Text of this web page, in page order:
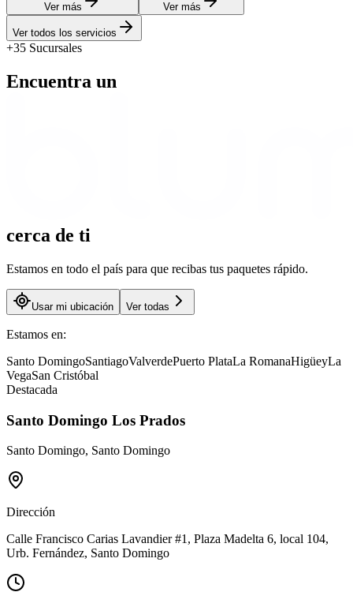
Ver más Ver más
Ver todos los servicios
+35 Sucursales
Encuentra un
cerca de ti
Estamos en todo el país para que recibas tus paquetes rápido.
Usar mi ubicación Ver todas
Estamos en:
Santo DomingoSantiagoValverdePuerto PlataLa RomanaHigüeyLa
VegaSan Cristóbal
Destacada
Santo Domingo Los Prados
Santo Domingo, Santo Domingo
Dirección
Calle Francisco Carias Lavandier #1, Plaza Madelta 6, local 104,
Urb. Fernández, Santo Domingo